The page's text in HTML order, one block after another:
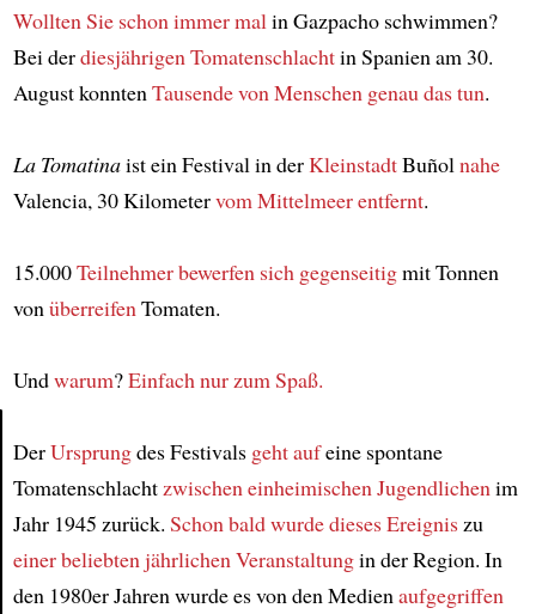
Article
Wollten Sie schon immer malin Gazpacho schwimmen?
Bei derdiesjährigenTomatenschlachtin Spanien am 30.
August konntenTausende von Menschen genau das tun.
La Tomatinaist ein Festival in derKleinstadtBuñolnahe
Valencia, 30 Kilometervom Mittelmeer entfernt.
15.000Teilnehmerbewerfen sich gegenseitigmit Tonnen
vonüberreifenTomaten.
Undwarum?Einfach nur zum Spaß.
DerUrsprungdes Festivals geht aufeine spontane
Tomatenschlachtzwischen einheimischen Jugendlichenim
Jahr 1945 zurück. Schon baldwurdedieses Ereigniszu
einer beliebten jährlichen Veranstaltungin der Region. In
den 1980er Jahren wurde es von den Medienaufgegriffen